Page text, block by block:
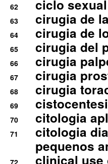
62 ciclo sexual
63 cirugia de
64 cirugia de
65 cirugia del
66 cirugia
67 cirugia
68 cirugia
69
70 citologia
71
citologia
pequenos
72
clinical use